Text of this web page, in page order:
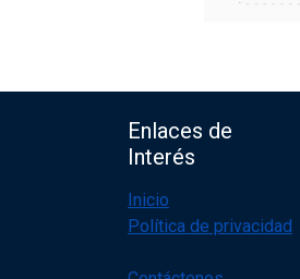
Enlaces de
Interés
Inicio
Política de privacidad